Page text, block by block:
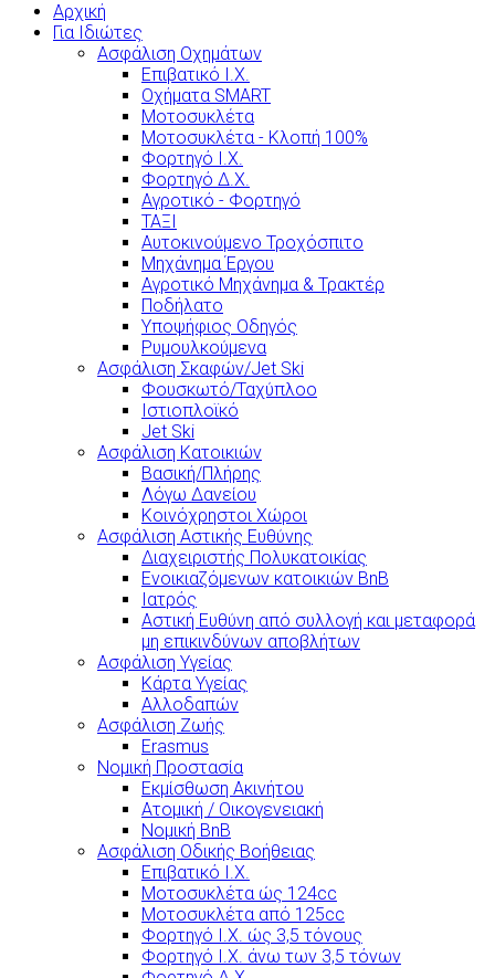
Αρχική
Για Ιδιώτες
Ασφάλιση Οχημάτων
Επιβατικό Ι.Χ.
Οχήματα SMART
Μοτοσυκλέτα
Μοτοσυκλέτα - Κλοπή 100%
Φορτηγό Ι.Χ.
Φορτηγό Δ.Χ.
Αγροτικό - Φορτηγό
ΤΑΞΙ
Αυτοκινούμενο Τροχόσπιτο
Μηχάνημα Έργου
Αγροτικό Μηχάνημα & Τρακτέρ
Ποδήλατο
Υποψήφιος Οδηγός
Ρυμουλκούμενα
Ασφάλιση Σκαφών/Jet Ski
Φουσκωτό/Ταχύπλοο
Ιστιοπλοϊκό
Jet Ski
Ασφάλιση Κατοικιών
Βασική/Πλήρης
Λόγω Δανείου
Κοινόχρηστοι Χώροι
Ασφάλιση Αστικής Ευθύνης
Διαχειριστής Πολυκατοικίας
Ενοικιαζόμενων κατοικιών BnB
Ιατρός
Αστική Ευθύνη από συλλογή και μεταφορά
μη επικινδύνων αποβλήτων
Ασφάλιση Υγείας
Κάρτα Υγείας
Αλλοδαπών
Ασφάλιση Ζωής
Erasmus
Νομική Προστασία
Εκμίσθωση Ακινήτου
Ατομική / Οικογενειακή
Νομική BnB
Ασφάλιση Οδικής Βοήθειας
Επιβατικό Ι.Χ.
Μοτοσυκλέτα ώς 124cc
Μοτοσυκλέτα από 125cc
Φορτηγό Ι.Χ. ώς 3,5 τόνους
Φορτηγό Ι.Χ. άνω των 3,5 τόνων